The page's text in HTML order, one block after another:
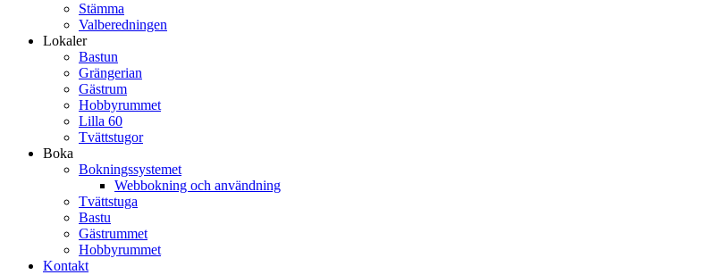
Stämma
Valberedningen
Lokaler
Bastun
Grängerian
Gästrum
Hobbyrummet
Lilla 60
Tvättstugor
Boka
Bokningssystemet
Webbokning och användning
Tvättstuga
Bastu
Gästrummet
Hobbyrummet
Kontakt